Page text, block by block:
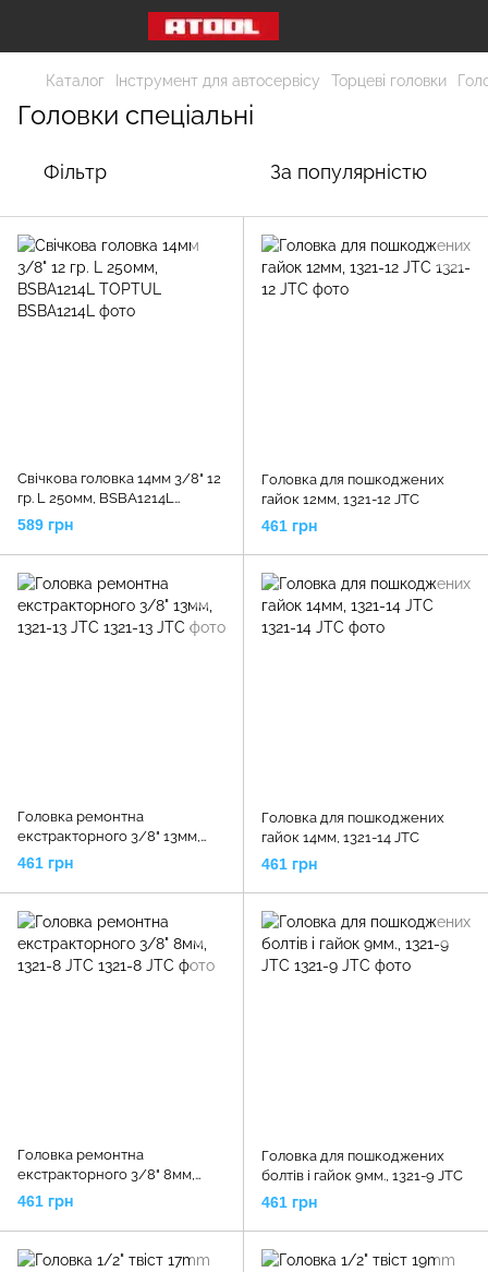
Каталог Інструмент для автосервісу Торцеві головки
Головки спеціальні
Фільтр За популярністю
Свічкова головка 14мм 3/8" 12
гр. L 250мм, BSBA1214L
TOPTUL
589 грн
Головка для пошкоджених
гайок 12мм, 1321-12 JTC
461 грн
Головка ремонтна
екстракторного 3/8" 13мм,
1321-13 JTC
461 грн
Головка для пошкоджених
гайок 14мм, 1321-14 JTC
461 грн
Головка ремонтна
екстракторного 3/8" 8мм,
1321-8 JTC
461 грн
Головка для пошкоджених
болтів і гайок 9мм., 1321-9 JTC
461 грн